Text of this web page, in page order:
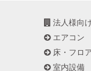
法人様向
エアコン
床・フロ
室内設備